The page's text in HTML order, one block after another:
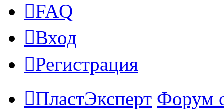
FAQ
Вход
Регистрация
ПластЭксперт Форум